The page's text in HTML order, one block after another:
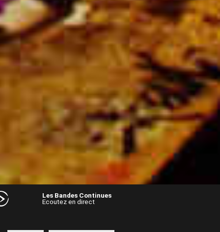
Les Bandes Continues
Ecoutez en direct